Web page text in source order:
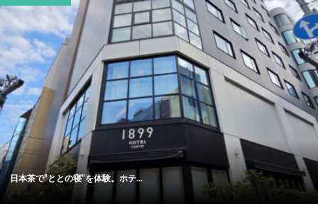
日本茶で“ととの寝”を体験。ホテ...